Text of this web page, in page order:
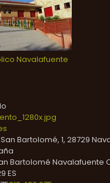
Navalafuente
Bartolomé, 1, 28729
Bartolomé Navalafuente
ES